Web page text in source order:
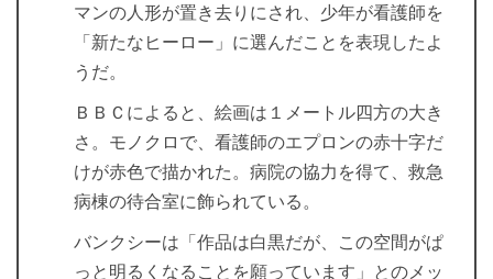
マンの人形が置き去りにされ、少年が看護師を
「新たなヒーロー」に選んだことを表現したよ
うだ。
ＢＢＣによると、絵画は１メートル四方の大き
さ。モノクロで、看護師のエプロンの赤十字だ
けが赤色で描かれた。病院の協力を得て、救急
病棟の待合室に飾られている。
バンクシーは「作品は白黒だが、この空間がぱ
っと明るくなることを願っています」とのメッ